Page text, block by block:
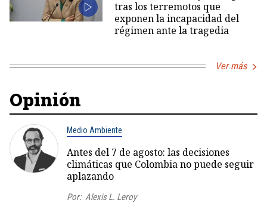
tras los terremotos que
exponen la incapacidad del
régimen ante la tragedia
Ver más
Opinión
Medio Ambiente
Antes del 7 de agosto: las decisiones
climáticas que Colombia no puede seguir
aplazando
Por: Alexis L. Leroy